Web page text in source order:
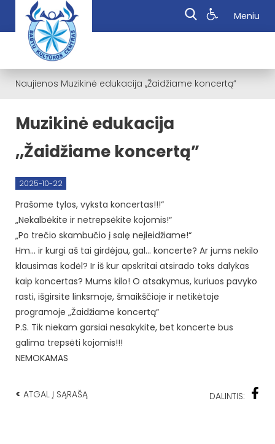
Meniu
Naujienos Muzikinė edukacija ,,Žaidžiame koncertą”
Muzikinė edukacija
,,Žaidžiame koncertą”
2025-10-22
Prašome tylos, vyksta koncertas!!!“
„Nekalbėkite ir netrepsėkite kojomis!“
„Po trečio skambučio į salę neįleidžiame!“
Hm… ir kurgi aš tai girdėjau, gal… koncerte? Ar jums nekilo
klausimas kodėl? Ir iš kur apskritai atsirado toks dalykas
kaip koncertas? Mums kilo! O atsakymus, kuriuos pavyko
rasti, išgirsite linksmoje, šmaikščioje ir netikėtoje
programoje „Žaidžiame koncertą“
P.S. Tik niekam garsiai nesakykite, bet koncerte bus
galima trepsėti kojomis!!!
NEMOKAMAS
< ATGAL Į SĄRAŠĄ DALINTIS: